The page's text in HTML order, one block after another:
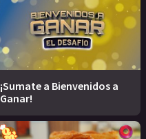
¡Sumate a Bienvenidos a
Ganar!